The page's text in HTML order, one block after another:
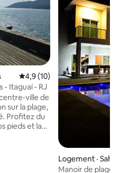
Note moyenne de 4,9 sur 5,
4,9 (10)
- Itaguaí - RJ
ville de
sur la plage,
Profitez du
pieds et la
Logement · Sahy
Manoir de plage